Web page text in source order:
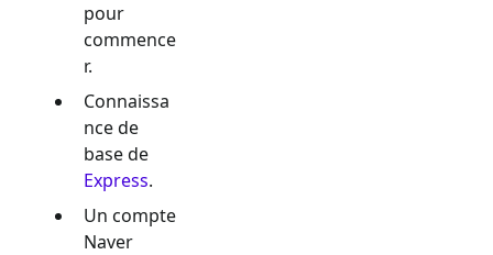
pour
commence
r.
Connaissa
nce de
base de
Express.
Un compte
Naver